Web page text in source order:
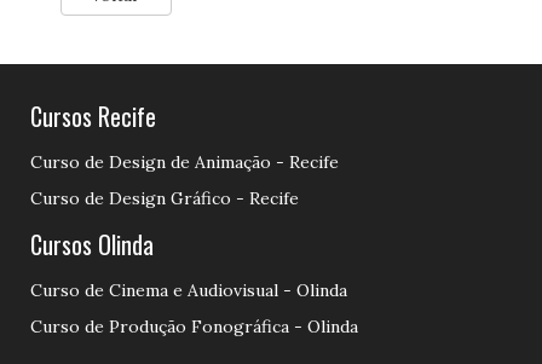
Cursos Recife
Curso de Design de Animação - Recife
Curso de Design Gráfico - Recife
Cursos Olinda
Curso de Cinema e Audiovisual - Olinda
Curso de Produção Fonográfica - Olinda